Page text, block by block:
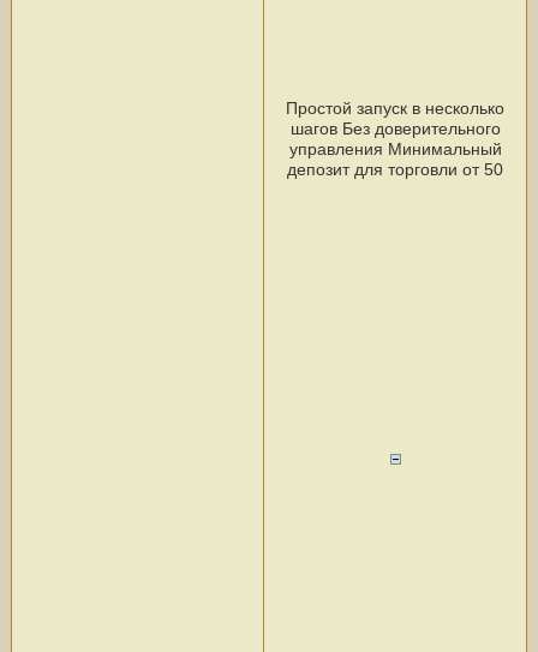
Простой запуск в несколько
шагов Без доверительного
управления Минимальный
депозит для торговли от 50